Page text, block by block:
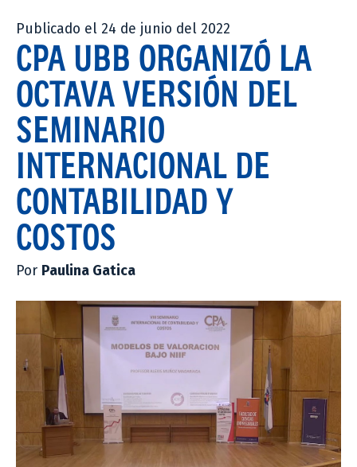
Publicado el 24 de junio del 2022
CPA UBB ORGANIZÓ LA
OCTAVA VERSIÓN DEL
SEMINARIO
INTERNACIONAL DE
CONTABILIDAD Y
COSTOS
Por Paulina Gatica